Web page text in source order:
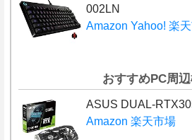
002LN
Amazon Yahoo! 楽
おすすめPC周
ASUS DUAL-
Amazon 楽天市場